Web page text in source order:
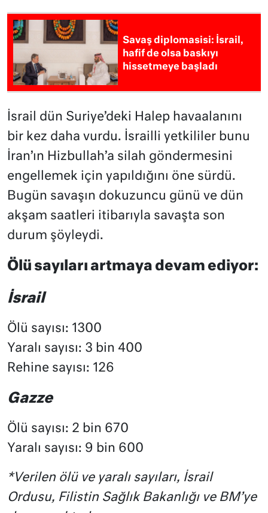
Savaş diplomasisi: İsrail,
hafif de olsa baskıyı
hissetmeye başladı
İsrail dün Suriye’deki Halep havaalanını
bir kez daha vurdu. İsrailli yetkililer bunu
İran’ın Hizbullah’a silah göndermesini
engellemek için yapıldığını öne sürdü.
Bugün savaşın dokuzuncu günü ve dün
akşam saatleri itibarıyla savaşta son
durum şöyleydi.
Ölü sayıları artmaya devam ediyor:
İsrail
Ölü sayısı: 1300
Yaralı sayısı: 3 bin 400
Rehine sayısı: 126
Gazze
Ölü sayısı: 2 bin 670
Yaralı sayısı: 9 bin 600
*Verilen ölü ve yaralı sayıları, İsrail
Ordusu, Filistin Sağlık Bakanlığı ve BM’ye